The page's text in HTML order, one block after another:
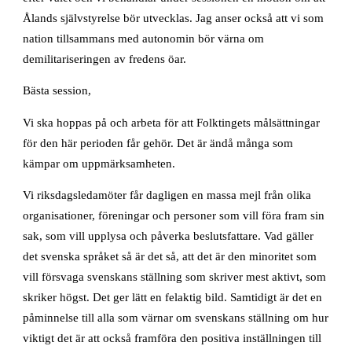
Ålands självstyrelse bör utvecklas. Jag anser också att vi som
nation tillsammans med autonomin bör värna om
demilitariseringen av fredens öar.
Bästa session,
Vi ska hoppas på och arbeta för att Folktingets målsättningar
för den här perioden får gehör. Det är ändå många som
kämpar om uppmärksamheten.
Vi riksdagsledamöter får dagligen en massa mejl från olika
organisationer, föreningar och personer som vill föra fram sin
sak, som vill upplysa och påverka beslutsfattare. Vad gäller
det svenska språket så är det så, att det är den minoritet som
vill försvaga svenskans ställning som skriver mest aktivt, som
skriker högst. Det ger lätt en felaktig bild. Samtidigt är det en
påminnelse till alla som värnar om svenskans ställning om hur
viktigt det är att också framföra den positiva inställningen till